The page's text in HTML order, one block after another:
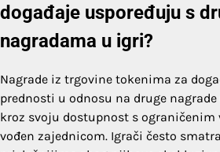
događaje uspoređuju s
nagradama u igri?
Nagrade iz trgovine tokenima za
prednosti u odnosu na druge
kroz svoju dostupnost s ograničenim
vođen zajednicom. Igrači često